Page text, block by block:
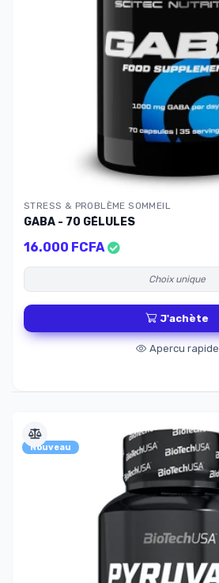
STRESS & PROBLÈME SOMMEIL
GABA - 70 GÉLULES
16.000 FCFA
Choix unique
J'achète
Apercu rapide
Nouveau